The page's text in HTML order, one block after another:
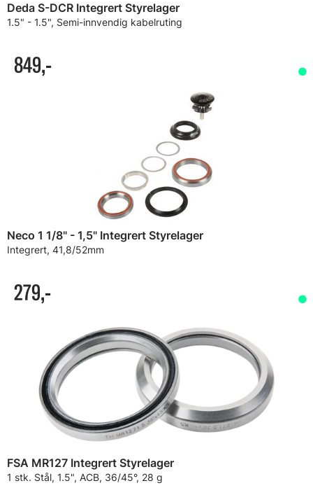
Deda S-DCR Integrert Styrelager
1.5" - 1.5", Semi-innvendig kabelruting
849,-
Neco 1 1/8" - 1,5" Integrert Styrelager
Integrert, 41,8/52mm
279,-
FSA MR127 Integrert Styrelager
1 stk. Stål, 1.5", ACB, 36/45°, 28 g